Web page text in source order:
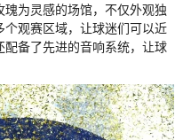
为灵感的场馆，不仅外观独
观赛区域，让球迷们可以近
备了先进的音响系统，让球